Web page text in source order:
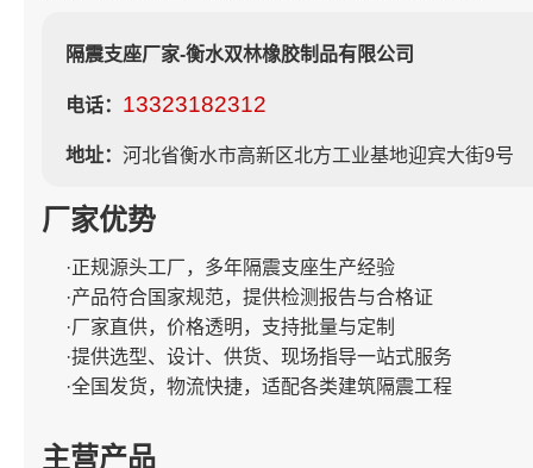
隔震支座厂家-衡水双林橡胶制品有限公司
电话： 13323182312
地址： 河北省衡水市高新区北方工业基地迎宾大街9号
厂家优势
·正规源头工厂，多年隔震支座生产经验
·产品符合国家规范，提供检测报告与合格证
·厂家直供，价格透明，支持批量与定制
·提供选型、设计、供货、现场指导一站式服务
·全国发货，物流快捷，适配各类建筑隔震工程
主营产品